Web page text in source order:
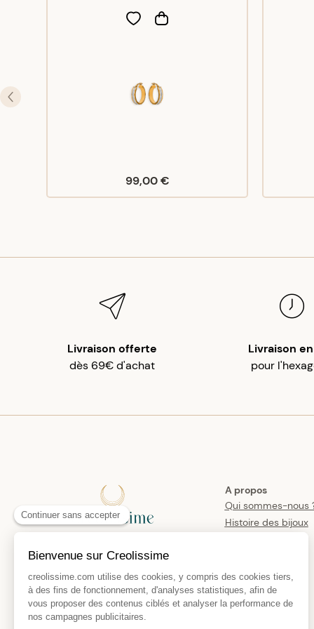
99,00 €
Livraison offerte
dès 69€ d'achat
Livraison
pour
A propos
Qui sommes-nous
Histoire des bijoux